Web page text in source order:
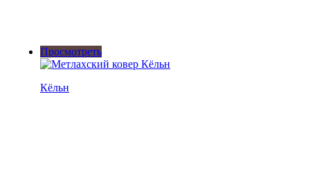
Просмотреть
Кёльн